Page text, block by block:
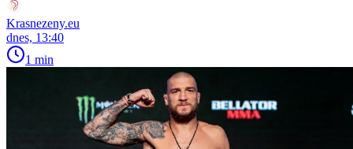
Krasnezeny.eu
dnes, 13:40
1 min